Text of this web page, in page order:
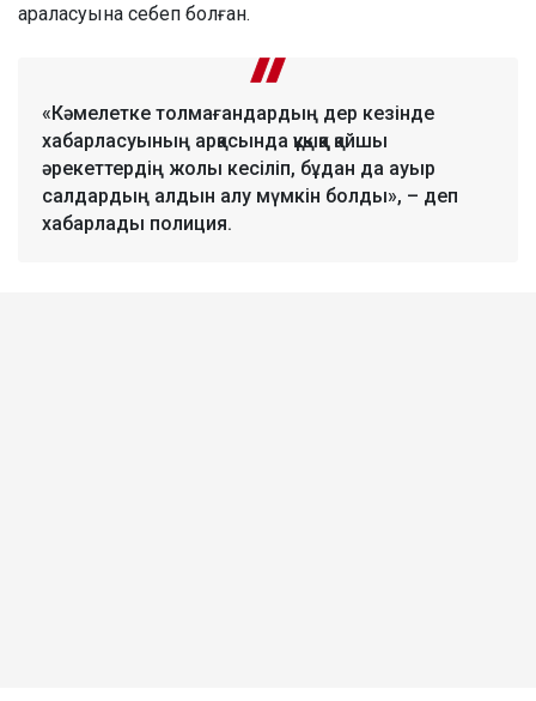
араласуына себеп болған.
«Кәмелетке толмағандардың дер кезінде
хабарласуының арқасында құқыққа қайшы
әрекеттердің жолы кесіліп, бұдан да ауыр
салдардың алдын алу мүмкін болды», – деп
хабарлады полиция.